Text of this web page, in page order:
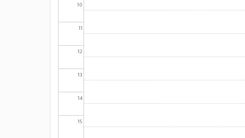
10
11
12
13
14
15